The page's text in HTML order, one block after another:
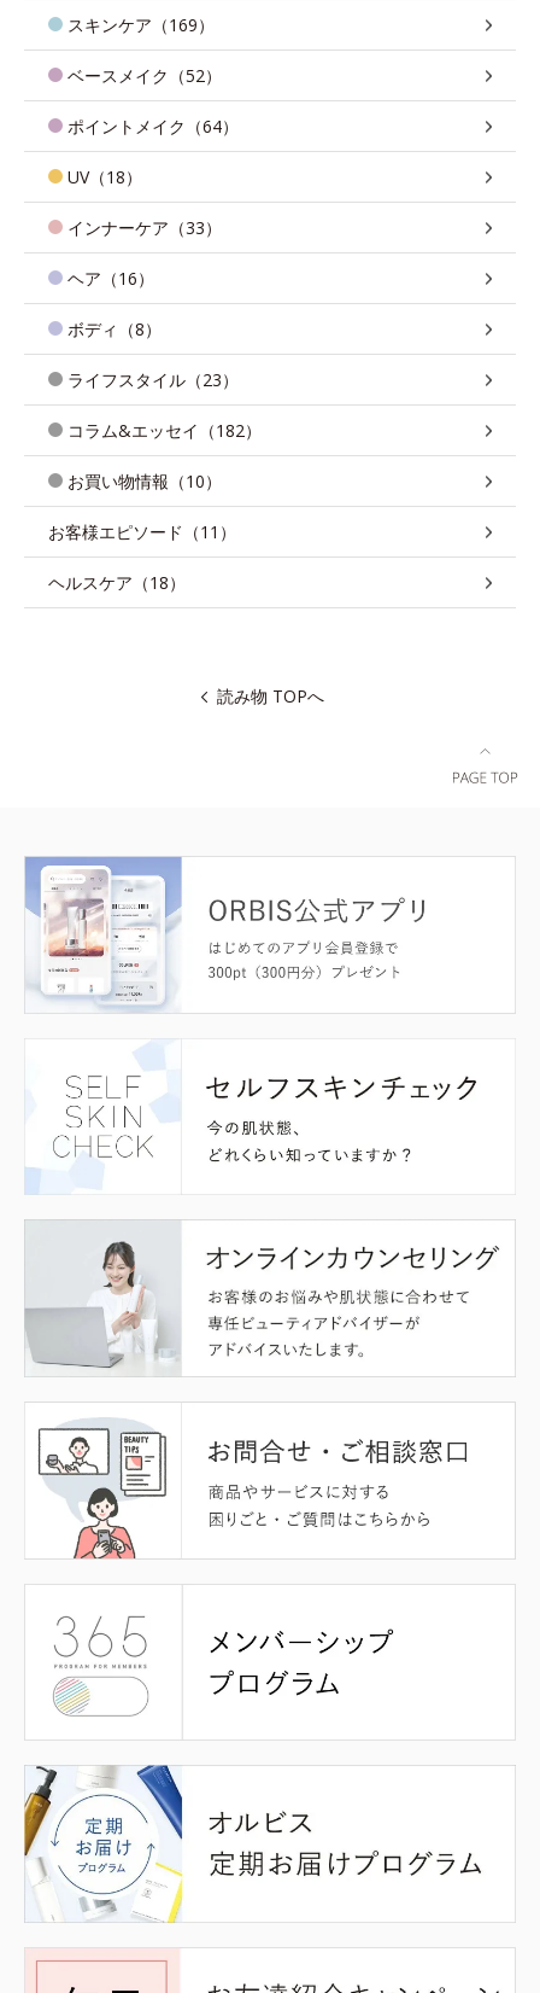
スキンケア（169）
ベースメイク（52）
ポイントメイク（64）
UV（18）
インナーケア（33）
ヘア（16）
ボディ（8）
ライフスタイル（23）
コラム&エッセイ（182）
お買い物情報（10）
お客様エピソード（11）
ヘルスケア（18）
読み物 TOPへ